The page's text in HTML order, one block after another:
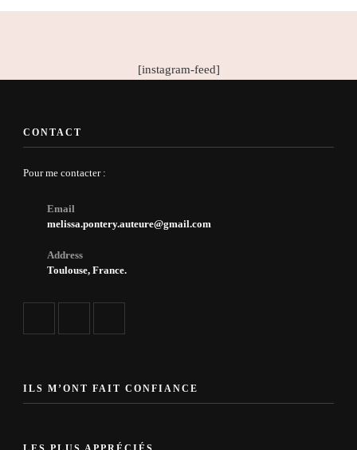
[instagram-feed]
CONTACT
Pour me contacter :
Email
melissa.pontery.auteure@gmail.com
Address
Toulouse, France.
ILS M’ONT FAIT CONFIANCE